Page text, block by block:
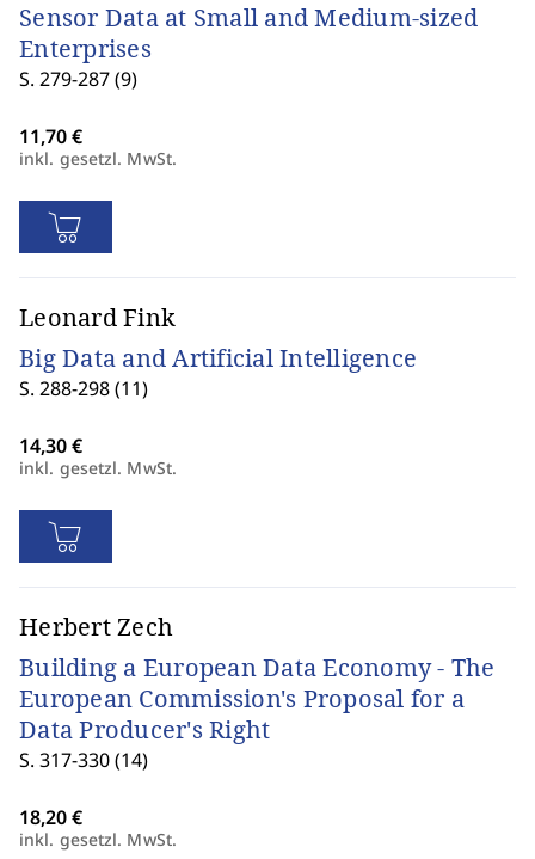
Sensor Data at Small and Medium-sized
Enterprises
S. 279-287 (9)
inkl. gesetzl. MwSt.
Leonard Fink
Big Data and Artificial Intelligence
S. 288-298 (11)
inkl. gesetzl. MwSt.
Herbert Zech
Building a European Data Economy - The
European Commission's Proposal for a
Data Producer's Right
S. 317-330 (14)
inkl. gesetzl. MwSt.